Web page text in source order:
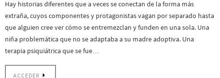
Hay historias diferentes que a veces se conectan de la forma más
extraña, cuyos componentes y protagonistas vagan por separado hasta
que alguien cree ver cómo se entremezclan y funden en una sola. Una
niña problemática que no se adaptaba a su madre adoptiva. Una
terapia psiquiátrica que se fue…
ACCEDER